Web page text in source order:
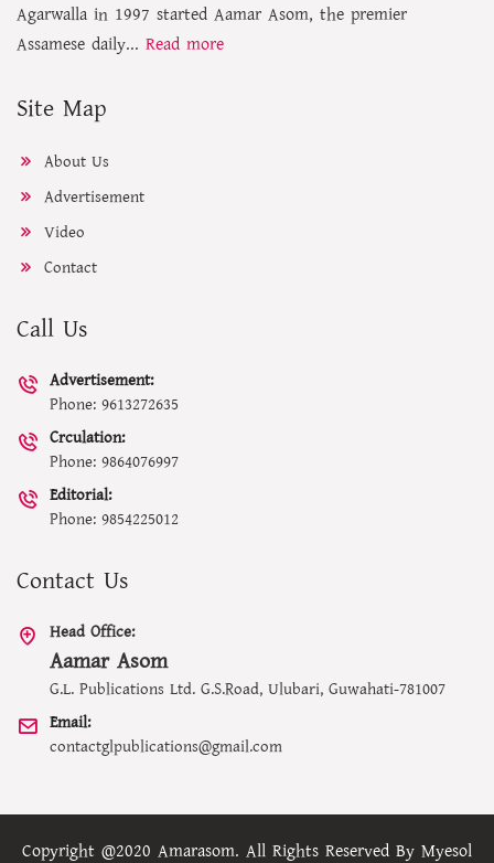
Agarwalla in 1997 started Aamar Asom, the premier
Assamese daily... Read more
Site Map
About Us
Advertisement
Video
Contact
Call Us
Advertisement:
Phone: 9613272635
Crculation:
Phone: 9864076997
Editorial:
Phone: 9854225012
Contact Us
Head Office:
Aamar Asom
G.L. Publications Ltd. G.S.Road, Ulubari, Guwahati-781007
Email:
contactglpublications@gmail.com
Copyright @2020 Amarasom. All Rights Reserved By Myesol